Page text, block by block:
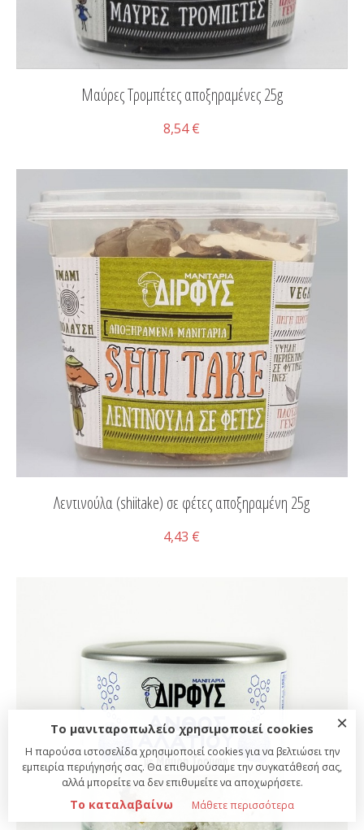
Το μανιταροπωλείο χρησιμοποιεί cookies
Η παρούσα ιστοσελίδα χρησιμοποιεί cookies για να βελτιώσει την
εμπειρία περιήγησής σας. Θα επιθυμούσαμε την συγκατάθεσή σας,
αλλά μπορείτε να δεν επιθυμείτε να αποχωρήσετε.
Το καταλαβαίνω Μάθετε περισσότερα
×
Μαύρες Τρομπέτες αποξηραμένες 25g
8,54 €
Λεντινούλα (shiitake) σε φέτες αποξηραμένη 25g
4,43 €